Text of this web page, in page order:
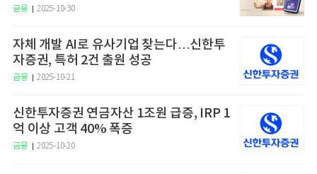
금융 2025-10-30
자체 개발 AI로 유사기업 찾는다…신한투
자증권, 특허 2건 출원 성공
금융 2025-10-21
신한투자증권 연금자산 1조원 급증, IRP 1
억 이상 고객 40% 폭증
금융 2025-10-20